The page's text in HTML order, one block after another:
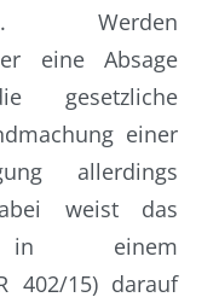
Werden
eine Absage
gesetzliche
einer
allerdings
weist das
in einem
402/15) darauf